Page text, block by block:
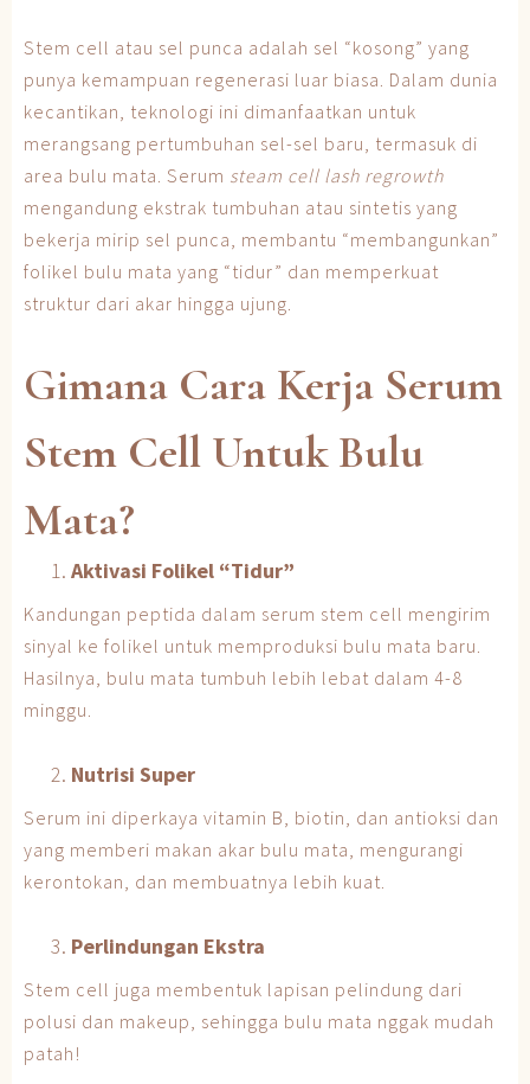
Stem cell atau sel punca adalah sel “kosong” yang
punya kemampuan regenerasi luar biasa. Dalam dunia
kecantikan, teknologi ini dimanfaatkan untuk
merangsang pertumbuhan sel-sel baru, termasuk di
area bulu mata. Serum steam cell lash regrowth
mengandung ekstrak tumbuhan atau sintetis yang
bekerja mirip sel punca, membantu “membangunkan”
folikel bulu mata yang “tidur” dan memperkuat
struktur dari akar hingga ujung.
Gimana Cara Kerja Serum
Stem Cell Untuk Bulu
Mata?
Aktivasi Folikel “Tidur”
Kandungan peptida dalam serum stem cell mengirim
sinyal ke folikel untuk memproduksi bulu mata baru.
Hasilnya, bulu mata tumbuh lebih lebat dalam 4-8
minggu.
Nutrisi Super
Serum ini diperkaya vitamin B, biotin, dan antioksi dan
yang memberi makan akar bulu mata, mengurangi
kerontokan, dan membuatnya lebih kuat.
Perlindungan Ekstra
Stem cell juga membentuk lapisan pelindung dari
polusi dan makeup, sehingga bulu mata nggak mudah
patah!